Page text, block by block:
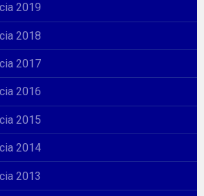
2019
2018
2017
2016
2015
2014
2013